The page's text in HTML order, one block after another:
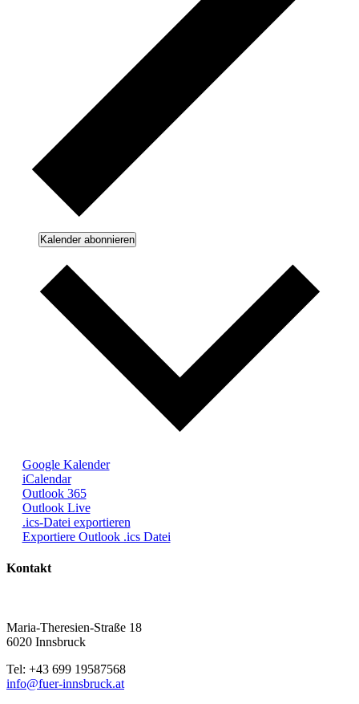
Kalender abonnieren
Google Kalender
iCalendar
Outlook 365
Outlook Live
.ics-Datei exportieren
Exportiere Outlook .ics Datei
Kontakt
Maria-Theresien-Straße 18
6020 Innsbruck
Tel: +43 699 19587568
info@fuer-innsbruck.at